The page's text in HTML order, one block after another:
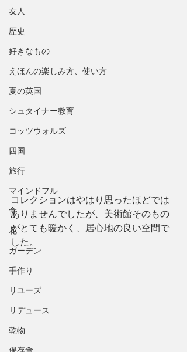
友人
歴史
好きなもの
えほんの楽しみ方、使い方
夏の英国
シュタイナー教育
コッツウォルズ
四国
旅行
マインドフル
食
花
ガーデン
手作り
リユーズ
リデュース
乾物
コレクションはやはり思ったほどでは
ありませんでしたが、美術館そのもの
がとても暖かく、居心地の良い空間で
した。